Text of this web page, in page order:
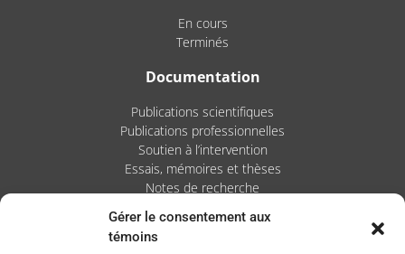
Gérer le consentement aux
témoins
En cours
Terminés
Documentation
Publications scientifiques
Publications professionnelles
Soutien à l’intervention
Essais, mémoires et thèses
Notes de recherche
Activités